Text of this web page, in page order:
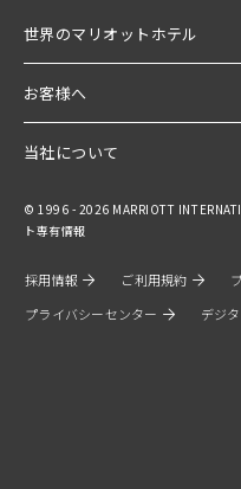
世界のマリオットホテル
お客様へ
当社について
© 1996 - 2026 MARRIOTT
ト専有情報
採用情報 ご利用規約
プライバシーセンター
デジ